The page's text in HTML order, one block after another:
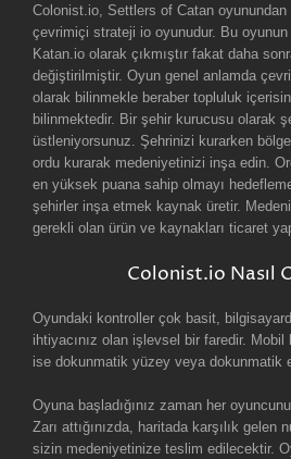
Colonist.io, Settlers of Catan
çevrimiçi strateji io oyunudur. Bu oyunun
Katan.io olarak çıkmıştır fakat daha
değiştirilmiştir. Oyun genel anlamda
olarak bilinmekle beraber topluluk
bilinmektedir. Bir şehir kurucusu olarak
üstleniyorsunuz. Şehrinizi kurarken
ordu kurarak medeniyetinizi inşa edin.
en yüksek puana sahip olmayı
şehirler inşa etmek kaynak üretir.
gerekli olan ürün ve kaynakları ticaret
Colonist.io Nasıl
Oyundaki kontroller çok basit,
ihtiyacınız olan işlevsel bir faredir.
ise dokunmatik yüzey veya dokunmatik
Oyuna başladığınız zaman her
Zarı attığınızda, haritada karşılık gelen
sizin medeniyetinize teslim edilecektir.